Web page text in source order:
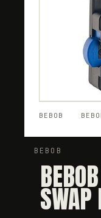
BEBOB
BEBOB
SWAP